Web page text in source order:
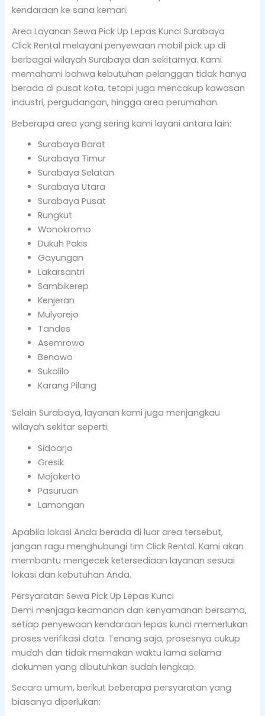
kendaraan ke sana kemari.
Area Layanan Sewa Pick Up Lepas Kunci Surabaya
Click Rental melayani penyewaan mobil pick up di
berbagai wilayah Surabaya dan sekitarnya. Kami
memahami bahwa kebutuhan pelanggan tidak hanya
berada di pusat kota, tetapi juga mencakup kawasan
industri, pergudangan, hingga area perumahan.
Beberapa area yang sering kami layani antara lain:
Surabaya Barat
Surabaya Timur
Surabaya Selatan
Surabaya Utara
Surabaya Pusat
Rungkut
Wonokromo
Dukuh Pakis
Gayungan
Lakarsantri
Sambikerep
Kenjeran
Mulyorejo
Tandes
Asemrowo
Benowo
Sukolilo
Karang Pilang
Selain Surabaya, layanan kami juga menjangkau
wilayah sekitar seperti:
Sidoarjo
Gresik
Mojokerto
Pasuruan
Lamongan
Apabila lokasi Anda berada di luar area tersebut,
jangan ragu menghubungi tim Click Rental. Kami akan
membantu mengecek ketersediaan layanan sesuai
lokasi dan kebutuhan Anda.
Persyaratan Sewa Pick Up Lepas Kunci
Demi menjaga keamanan dan kenyamanan bersama,
setiap penyewaan kendaraan lepas kunci memerlukan
proses verifikasi data. Tenang saja, prosesnya cukup
mudah dan tidak memakan waktu lama selama
dokumen yang dibutuhkan sudah lengkap.
Secara umum, berikut beberapa persyaratan yang
biasanya diperlukan: